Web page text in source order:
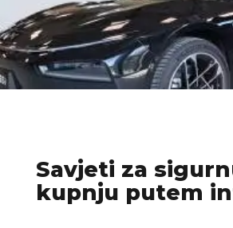
Savjeti za
kupnju putem